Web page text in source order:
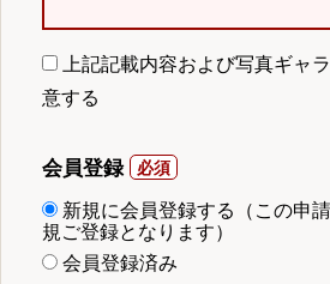
上記記載内容および写真ギャ
意する
会員登録
新規に会員登録する（この申
規ご登録となります）
会員登録済み